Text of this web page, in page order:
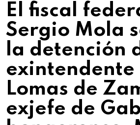
El fiscal
Sergio Mola
la detención
exintendente
Lomas de
exjefe de